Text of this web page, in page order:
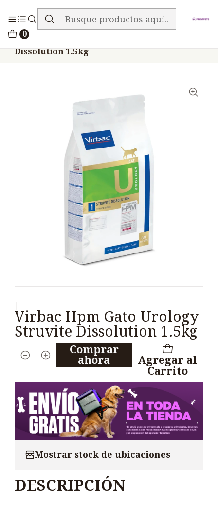
0
ENVIO GRATIS EN TODA LA TIENDA
Inicio
Dissolution 1.5kg
Virbac Hpm Gato Urology
Struvite Dissolution 1.5kg
Cantidad
Agregar al
Carrito
Comprar
ahora
Mostrar stock de ubicaciones
DESCRIPCIÓN